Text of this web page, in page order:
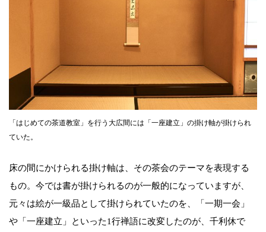
「はじめての茶道教室」を行う大広間には「一座建立」の掛け軸が掛けられ
ていた。
床の間にかけられる掛け軸は、その茶会のテーマを表現する
もの。今では書が掛けられるのが一般的になっていますが、
元々は絵が一級品として掛けられていたのを、「一期一会」
や「一座建立」といった1行禅語に改変したのが、千利休で